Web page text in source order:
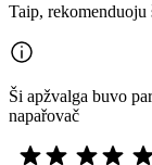
Taip, rekomenduoju
Ši apžvalga buvo
napařovač